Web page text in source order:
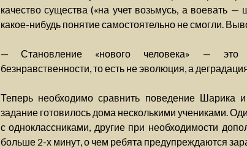
качество существа («на учет возьмусь, а воевать
какое-нибудь понятие самостоятельно не смогли.
— Становление «нового человека» — это
безнравственности, то есть не эволюция, а
Теперь необходимо сравнить поведение Шарика
задание готовилось дома несколькими учениками.
с одноклассниками, другие при необходимости
больше 2-х минут, о чем ребята предупреждаются